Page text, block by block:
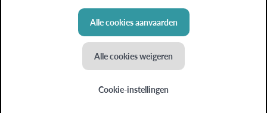
Alle cookies aanvaarden
Alle cookies weigeren
Cookie-instellingen